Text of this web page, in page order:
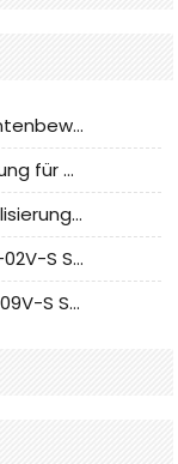
CNC Tech Inländische Kabelkomponentenbewertung und Massenproduktionsanpassungsanleitung
I-PEX-Hochfrequenz-Kabelbündel-Lösung für die heimische Produktion analysiert
CLIFF unter Bezugnahme auf die Aktualisierung der chinesischen Stecker-Testnormen
JST Stecker - bietet Original JST NSHR-02V-S Stecker und Ersatzteile an
JST-Stecker - Bietet Original JST GHR-09V-S Stecker und Ersatzteile an